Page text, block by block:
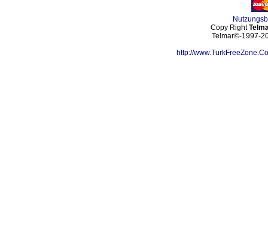
Copy Right
Telmar©-1997-
http://